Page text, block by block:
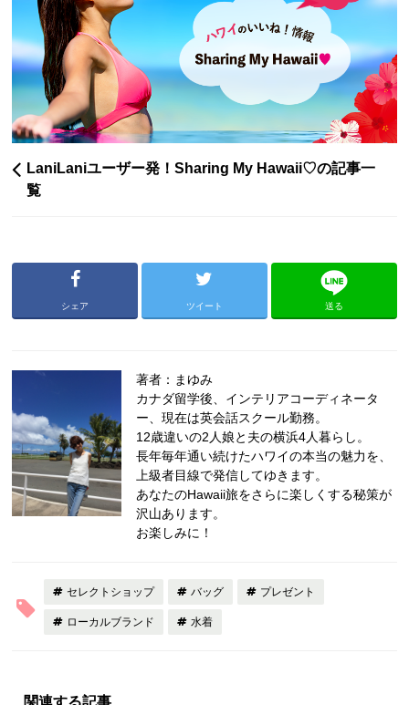
LaniLaniユーザー発！Sharing My Hawaii♡の記事一
覧
シェア ツイート 送る
著者：まゆみ
カナダ留学後、インテリアコーディネータ
ー、現在は英会話スクール勤務。
12歳違いの2人娘と夫の横浜4人暮らし。
長年毎年通い続けたハワイの本当の魅力を、
上級者目線で発信してゆきます。
あなたのHawaii旅をさらに楽しくする秘策が
沢山あります。
お楽しみに！
セレクトショップ バッグ プレゼント
ローカルブランド 水着